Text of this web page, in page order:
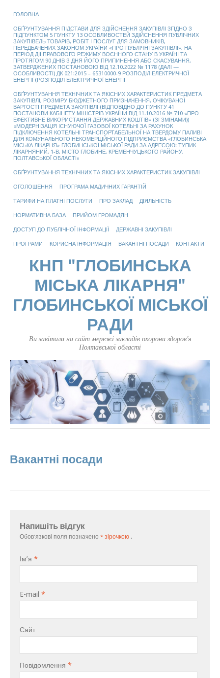
ГОЛОВНА
ОБҐРУНТУВАННЯ ПІДСТАВИ ДЛЯ ЗДІЙСНЕННЯ ЗАКУПІВЛІ ЗГІДНО З
ПІДПУНКТОМ 5 ПУНКТУ 13 ОСОБЛИВОСТЕЙ ЗДІЙСНЕННЯ ПУБЛІЧНИХ
ЗАКУПІВЕЛЬ ТОВАРІВ, РОБІТ І ПОСЛУГ ДЛЯ ЗАМОВНИКІВ,
ПЕРЕДБАЧЕНИХ ЗАКОНОМ УКРАЇНИ «ПРО ПУБЛІЧНІ ЗАКУПІВЛІ», НА
ПЕРІОД ДІЇ ПРАВОВОГО РЕЖИМУ ВОЄННОГО СТАНУ В УКРАЇНІ ТА
ПРОТЯГОМ 90 ДНІВ З ДНЯ ЙОГО ПРИПИНЕННЯ АБО СКАСУВАННЯ,
ЗАТВЕРДЖЕНИХ ПОСТАНОВОЮ ВІД 12.10.2022 № 1178 (ДАЛІ —
ОСОБЛИВОСТІ) ДК 021:2015 – 65310000-9 РОЗПОДІЛ ЕЛЕКТРИЧНОЇ
ЕНЕРГІЇ (РОЗПОДІЛ ЕЛЕКТРИЧНОЇ ЕНЕРГІЇ
ОБҐРУНТУВАННЯ ТЕХНІЧНИХ ТА ЯКІСНИХ ХАРАКТЕРИСТИК ПРЕДМЕТА
ЗАКУПІВЛІ, РОЗМІРУ БЮДЖЕТНОГО ПРИЗНАЧЕННЯ, ОЧІКУВАНОЇ
ВАРТОСТІ ПРЕДМЕТА ЗАКУПІВЛІ (ВІДПОВІДНО ДО ПУНКТУ 41
ПОСТАНОВИ КАБІНЕТУ МІНІСТРІВ УКРАЇНИ ВІД 11.10.2016 № 710 «ПРО
ЕФЕКТИВНЕ ВИКОРИСТАННЯ ДЕРЖАВНИХ КОШТІВ» (ЗІ ЗМІНАМИ))
«МОДЕРНІЗАЦІЯ ІСНУЮЧОЇ ГАЗОВОЇ КОТЕЛЬНІ ЗА РАХУНОК
ПІДКЛЮЧЕННЯ КОТЕЛЬНІ ТРАНСПОРТАБЕЛЬНОЇ НА ТВЕРДОМУ ПАЛИВІ
ДЛЯ КОМУНАЛЬНОГО НЕКОМЕРЦІЙНОГО ПІДПРИЄМСТВА «ГЛОБИНСЬКА
МІСЬКА ЛІКАРНЯ» ГЛОБИНСЬКОЇ МІСЬКОЇ РАДИ ЗА АДРЕСОЮ: ТУПИК
ЛІКАРНЯНИЙ, 1-В, МІСТО ГЛОБИНЕ, КРЕМЕНЧУЦЬКОГО РАЙОНУ,
ПОЛТАВСЬКОЇ ОБЛАСТІ»
ОБҐРУНТУВАННЯ ТЕХНІЧНИХ ТА ЯКІСНИХ ХАРАКТЕРИСТИК ЗАКУПІВЛІ
ОГОЛОШЕННЯ ПРОГРАМА МАДИЧНИХ ГАРАНТІЙ
ТАРИФИ НА ПЛАТНІ ПОСЛУГИ ПРО ЗАКЛАД ДІЯЛЬНІСТЬ
НОРМАТИВНА БАЗА ПРИЙОМ ГРОМАДЯН
ДОСТУП ДО ПУБЛІЧНОЇ ІНФОРМАЦІЇ ДЕРЖАВНІ ЗАКУПІВЛІ
ПРОГРАМИ КОРИСНА ІНФОРМАЦІЯ ВАКАНТНІ ПОСАДИ КОНТАКТИ
КНП "ГЛОБИНСЬКА
МІСЬКА ЛІКАРНЯ"
ГЛОБИНСЬКОЇ МІСЬКОЇ
РАДИ
Ви завітали на сайт мережі закладів охорони здоров'я
Полтавської області
Вакантні посади
Напишіть відгук
Обов'язкові поля позначено * зірочкою .
Ім’я *
E-mail *
Сайт
Повідомлення *